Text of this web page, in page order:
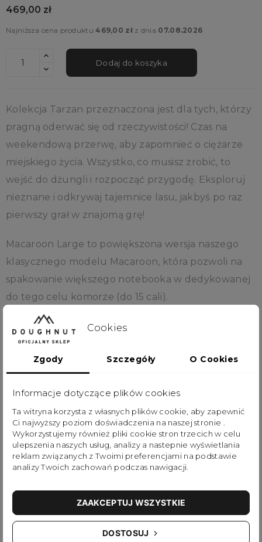
469,00 zł
Najniższa cena produktu469,00 złz dnia 07.08.2026
Dodaj do koszyka
Kolekcja Tarzan przeznaczona jest dla tych, którzy
pragną oderwać się od rzeczywistości! Czas na
weekendową przerwę, aby zapomnieć o ciężarze
miejskiego życia. Wszystko, co musisz zrobić, to
wejść do dżungli i rozpocząć przygodę. Eksploruj
nieznane i odkrywaj tajemnice lasu, jakbyś po raz
pierwszy grał w znajomą grę!
Macaroon Large to powiększona wersja naszego
klasycznego modelu Macaroon, która pozwoli na
spakowanie większego notebooka w dedykowanej
do tego celu komorze (do 15 cali).
Seria Tarzan to dodanie nowej energii do
klasycznych wersji plecaków. W serii użyto
połyskujące materiały nylonowe, które dzięki
odporne na przetarcia i ścieranie. Dodatkowo jest
odporny na zachlapania i łatwy w czyszczeniu, więc
deszcz czy błoto mu niestraszne.
Jeżeli szukasz plecaka wytrzymałego i
Macaroon Large jest propozycją dla Ciebie!
Cookies
Zgody Szczegóły O Cookies
Informacje dotyczące plików cookies
Ta witryna korzysta z własnych plików cookie, aby zapewnić
Ci najwyższy poziom doświadczenia na naszej stronie .
Wykorzystujemy również pliki cookie stron trzecich w celu
ulepszenia naszych usług, analizy a nastepnie wyświetlania
reklam związanych z Twoimi preferencjami na podstawie
analizy Twoich zachowań podczas nawigacji.
DOSTOSUJ
ZAAKCEPTUJ WSZYSTKIE